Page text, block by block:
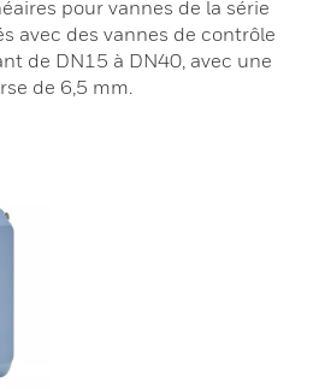
pour vannes de la série
avec des vannes de contrôle
de DN15 à DN40, avec une
de 6,5 mm.